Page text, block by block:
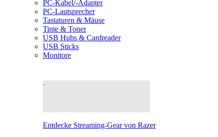
PC-Kabel/-Adapter
PC-Lautsprecher
Tastaturen & Mäuse
Tinte & Toner
USB Hubs & Cardreader
USB Sticks
Monitore
Entdecke Streaming-Gear von Razer